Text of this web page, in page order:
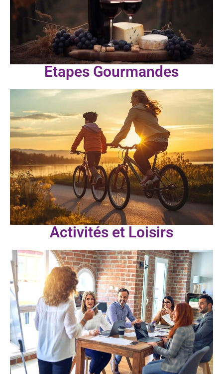
Etapes Gourmandes
Activités et Loisirs